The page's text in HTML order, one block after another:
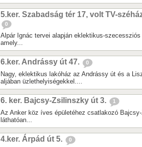
5.ker. Szabadság tér 17, volt TV-
0
Alpár Ignác tervei alapján eklektikus-
amely...
6.ker. Andrássy út 47. 0
Nagy, eklektikus lakóház az Andrássy út és a
aljában üzlethelyiségekkel....
6. ker. Bajcsy-Zsilinszky út 3. 1
Az Anker köz íves épületéhez csatlakozó
láthatóan...
4.ker. Árpád út 5. 0